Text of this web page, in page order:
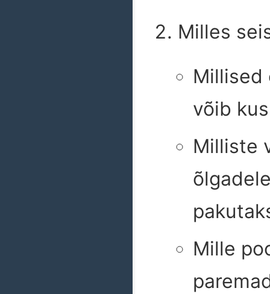
Milles
Millised
võib
Milliste
Mille